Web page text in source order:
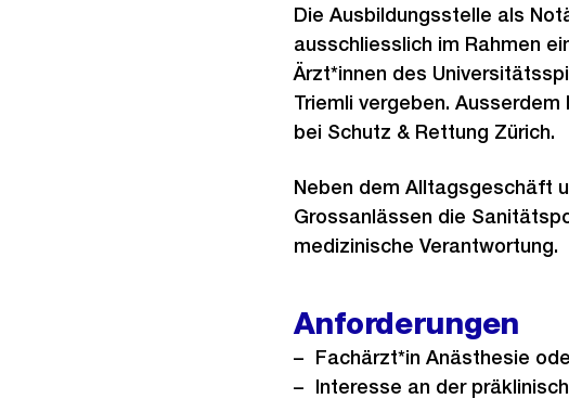
Die Ausbildungsstelle als
ausschliesslich im Rahmen
Ärzt*innen des
Triemli vergeben.
bei Schutz & Rettung Zürich.
Neben dem Alltagsgeschäft
Grossanlässen die
medizinische Verantwortung.
Anforderungen
Fachärzt*in Anästhesie
Interesse an der